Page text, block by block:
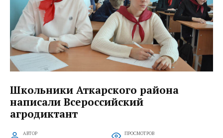
Школьники Аткарского района
написали Всероссийский
агродиктант
АВТОР ПРОСМОТРОВ